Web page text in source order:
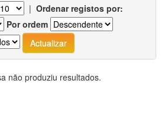
| Ordenar registos por:
Por ordem
não produziu resultados.